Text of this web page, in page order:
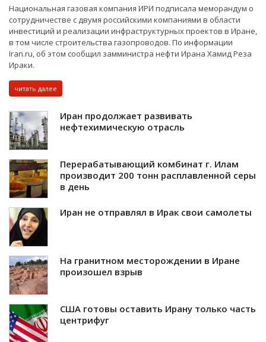
Национальная газовая компания ИРИ подписала меморандум о
сотрудничестве с двумя российскими компаниями в области
инвестиций и реализации инфраструктурных проектов в Иране,
в том числе строительства газопроводов. По информации
Iran.ru, об этом сообщил замминистра нефти Ирана Хамид Реза
Ираки.
читать далее
Иран продолжает развивать
нефтехимическую отрасль
Перерабатывающий комбинат г. Илам
производит 200 тонн расплавленной серы
в день
Иран не отправлял в Ирак свои самолеты
На гранитном месторождении в Иране
произошел взрыв
США готовы оставить Ирану только часть
центрифуг